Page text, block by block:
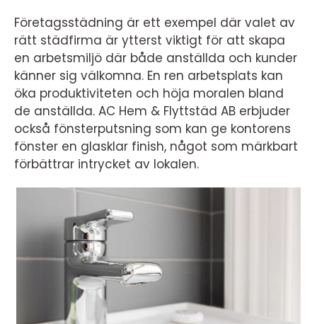
Företagsstädning är ett exempel där valet av
rätt städfirma är ytterst viktigt för att skapa
en arbetsmiljö där både anställda och kunder
känner sig välkomna. En ren arbetsplats kan
öka produktiviteten och höja moralen bland
de anställda. AC Hem & Flyttstäd AB erbjuder
också fönsterputsning som kan ge kontorens
fönster en glasklar finish, något som märkbart
förbättrar intrycket av lokalen.